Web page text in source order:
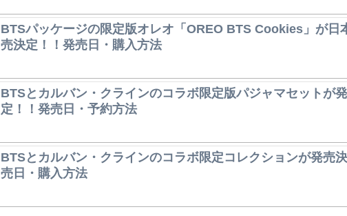
BTSパッケージの限定版オレオ「OREO BTS Cookies」が日
売決定！！発売日・購入方法
BTSとカルバン・クラインのコラボ限定版パジャマセットが
定！！発売日・予約方法
BTSとカルバン・クラインのコラボ限定コレクションが発売
売日・購入方法